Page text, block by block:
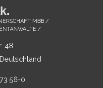
MBB /
/
48
56-0